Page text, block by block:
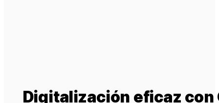
Digitalización eficaz con